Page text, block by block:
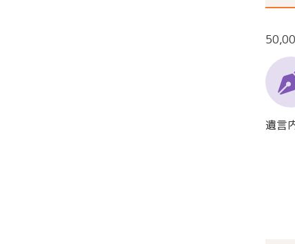
遺言